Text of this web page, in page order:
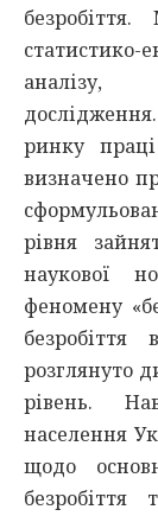
аналізу,
ринку
визначено
рівня
наукової
феномену
розглянуто
рівень.
населення
щодо
безробіття